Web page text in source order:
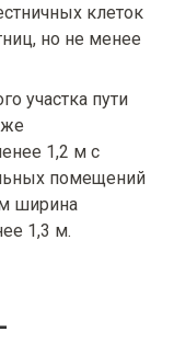
клеток
но не менее
участка пути
1,2 м с
помещений
ширина
1,3 м.